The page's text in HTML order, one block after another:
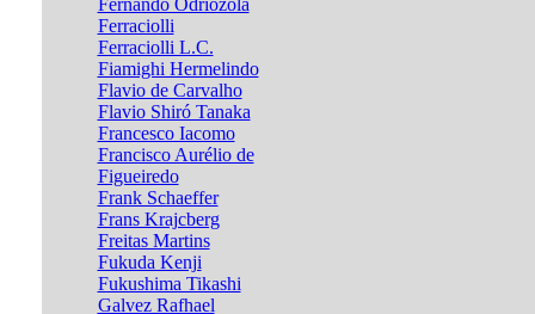
Fernando Odriozola
Ferraciolli
Ferraciolli L.C.
Fiamighi Hermelindo
Flavio de Carvalho
Flavio Shiró Tanaka
Francesco Iacomo
Francisco Aurélio de
Figueiredo
Frank Schaeffer
Frans Krajcberg
Freitas Martins
Fukuda Kenji
Fukushima Tikashi
Galvez Rafhael